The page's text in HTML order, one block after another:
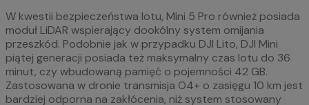
W kwestii bezpieczeństwa lotu, Mini 5 Pro również posiada
moduł LiDAR wspierający dookólny system omijania
przeszkód. Podobnie jak w przypadku DJI Lito, DJI Mini
piątej generacji posiada też maksymalny czas lotu do 36
minut, czy wbudowaną pamięć o pojemności 42 GB.
Zastosowana w dronie transmisja O4+ o zasięgu 10 km jest
bardziej odporna na zakłócenia, niż system stosowany